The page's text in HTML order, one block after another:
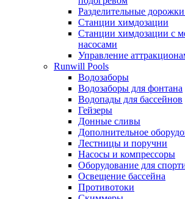
Разделительные
Станции химдозации
Станции химдозации с
насосами
Управление
Runwill Pools
Водозаборы
Водозаборы для фонтана
Водопады для бассейнов
Гейзеры
Донные сливы
Дополнительное
Лестницы и поручни
Насосы и компрессоры
Оборудование для
Освещение бассейна
Противотоки